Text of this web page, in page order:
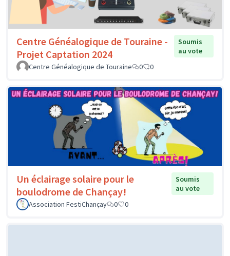
Centre Généalogique de Touraine -
Projet Captation 2024
Soumis
au vote
Centre Généalogique de Touraine
0 0
Un éclairage solaire pour le
boulodrome de Chançay!
Soumis
au vote
Association FestiChançay
0 0